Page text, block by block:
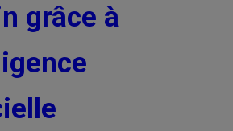
grâce à